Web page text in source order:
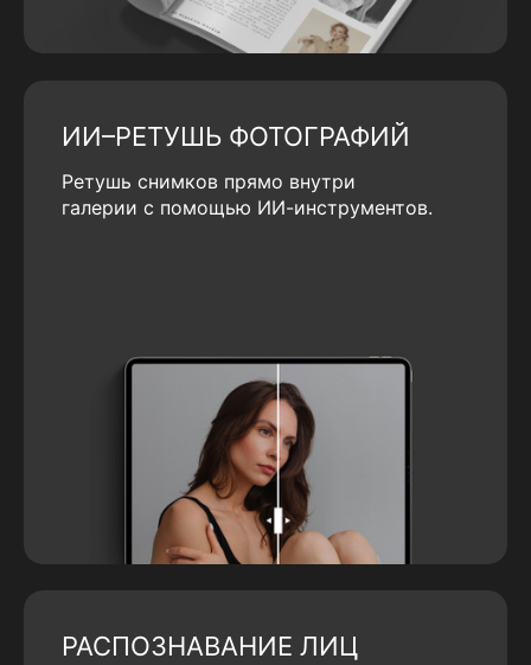
ИИ–РЕТУШЬ ФОТОГРАФИЙ
Ретушь снимков прямо внутри
галерии с помощью ИИ-инструментов.
РАСПОЗНАВАНИЕ ЛИЦ